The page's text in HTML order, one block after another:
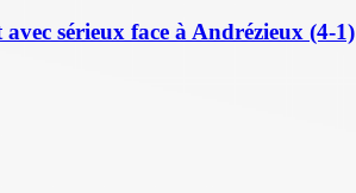
sérieux face à Andrézieux (4-1)